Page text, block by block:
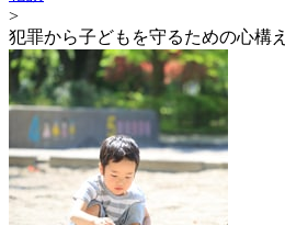
>
犯罪から子どもを守るための心構え